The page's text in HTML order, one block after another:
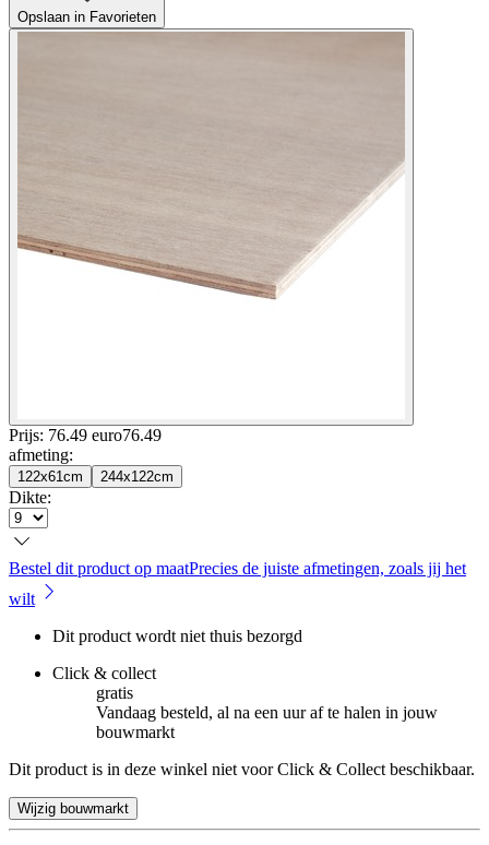
Opslaan in Favorieten
Prijs: 76.49 euro76.49
afmeting:
122x61cm 244x122cm
Dikte:
Bestel dit product op maatPrecies de juiste afmetingen, zoals jij het
wilt
Dit product wordt niet thuis bezorgd
Click & collect
gratis
Vandaag besteld, al na een uur af te halen in jouw
bouwmarkt
Dit product is in deze winkel niet voor Click & Collect beschikbaar.
Wijzig bouwmarkt